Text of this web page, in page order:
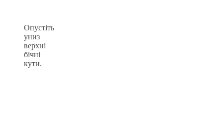
Опустіть
униз
верхні
бічні
кути.